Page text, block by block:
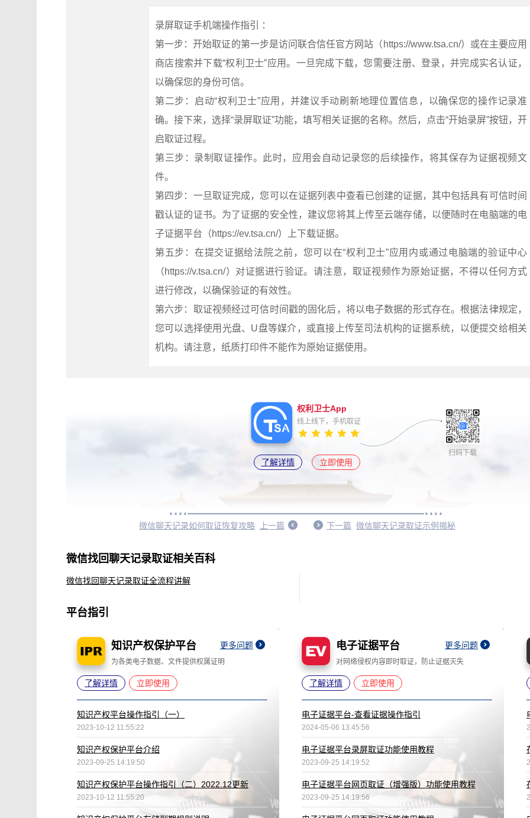
录屏取证手机端操作指引 ：
第一步：开始取证的第一步是访问联合信任官方网站（https://www.tsa.cn/）或在主要应用
商店搜索并下载“权利卫士”应用。一旦完成下载，您需要注册、登录，并完成实名认证，
以确保您的身份可信。
第二步：启动“权利卫士”应用，并建议手动刷新地理位置信息，以确保您的操作记录准
确。接下来，选择“录屏取证”功能，填写相关证据的名称。然后，点击“开始录屏”按钮，开
启取证过程。
第三步：录制取证操作。此时，应用会自动记录您的后续操作，将其保存为证据视频文
件。
第四步：一旦取证完成，您可以在证据列表中查看已创建的证据，其中包括具有可信时间
戳认证的证书。为了证据的安全性，建议您将其上传至云端存储，以便随时在电脑端的电
子证据平台（https://ev.tsa.cn/）上下载证据。
第五步：在提交证据给法院之前，您可以在“权利卫士”应用内或通过电脑端的验证中心
（https://v.tsa.cn/）对证据进行验证。请注意，取证视频作为原始证据，不得以任何方式
进行修改，以确保验证的有效性。
第六步：取证视频经过可信时间戳的固化后，将以电子数据的形式存在。根据法律规定，
您可以选择使用光盘、U盘等媒介，或直接上传至司法机构的证据系统，以便提交给相关
机构。请注意，纸质打印件不能作为原始证据使用。
权利卫士App
线上线下，手机取证
了解详情 立即使用
扫码下载
微信聊天记录如何取证恢复攻略 上一篇 下一篇 微信聊天记录取证示例揭秘
微信找回聊天记录取证相关百科
微信找回聊天记录取证全流程讲解
平台指引
知识产权保护平台 更多问题
为各类电子数据、文件提供权属证明
了解详情 立即使用
知识产权平台操作指引（一）
2023-10-12 11:55:22
知识产权保护平台介绍
2023-09-25 14:19:50
知识产权保护平台操作指引（二）2022.12更新
2023-10-12 11:55:20
电子证据平台 更多问题
对网络侵权内容即时取证，防止证据灭失
了解详情 立即使用
电子证据平台-查看证据操作指引
2024-05-06 13:45:56
电子证据平台录屏取证功能使用教程
2023-09-25 14:19:52
电子证据平台网页取证（增强版）功能使用教程
2023-09-25 14:19:56